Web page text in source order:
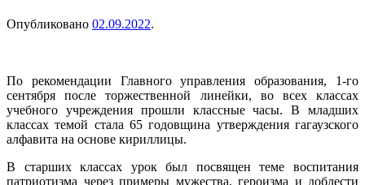
Опубликовано 02.09.2022.
По рекомендации Главного управления образования, 1-го
сентября после торжественной линейки, во всех классах
учебного учреждения прошли классные часы. В младших
классах темой стала 65 годовщина утверждения гагаузского
алфавита на основе кириллицы.
В старших классах урок был посвящен теме воспитания
патриотизма через примеры мужества, героизма и доблести